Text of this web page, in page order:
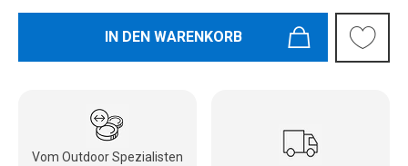
IN DEN WARENKORB
Vom Outdoor Spezialisten